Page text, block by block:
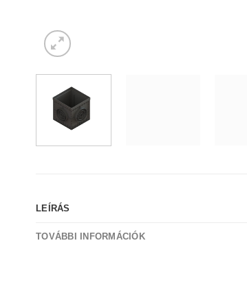
LEÍRÁS
TOVÁBBI INFORMÁCIÓK